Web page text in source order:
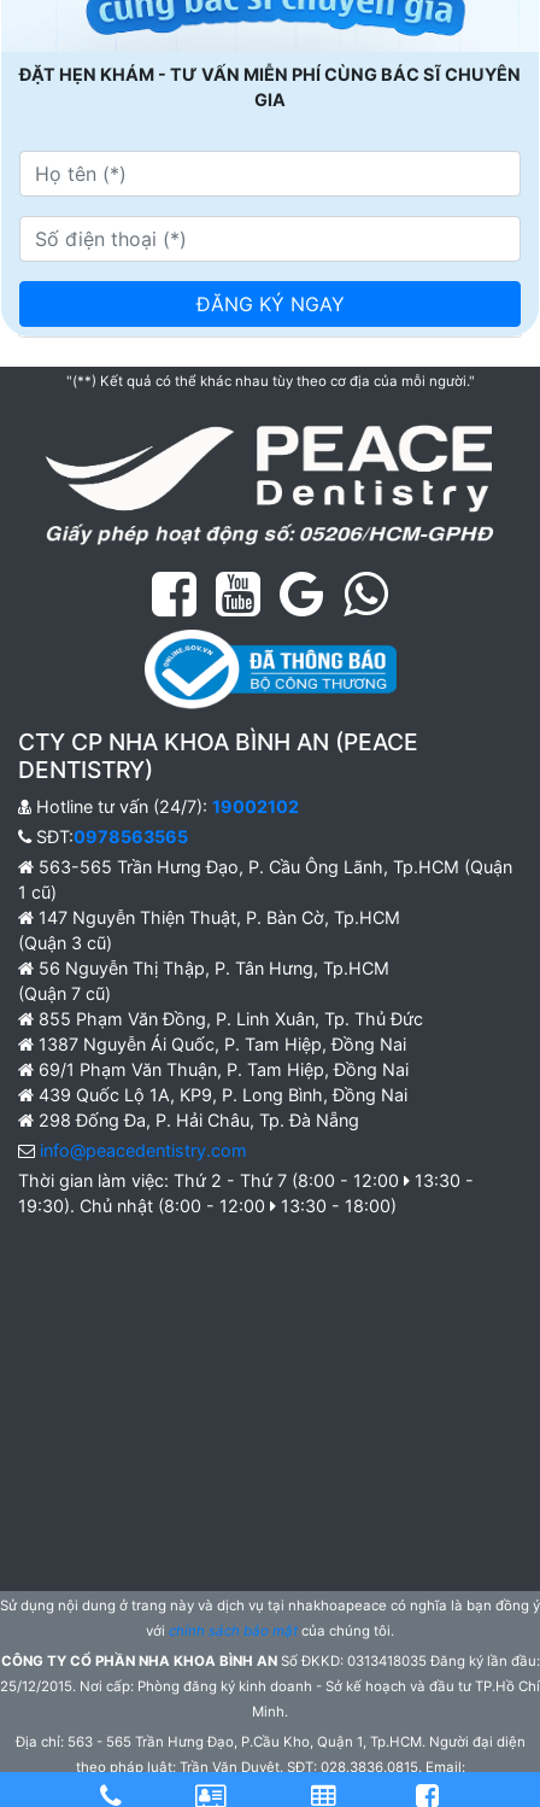
ĐẶT HẸN KHÁM - TƯ VẤN MIỄN PHÍ CÙNG BÁC SĨ CHUYÊN
GIA
"(**) Kết quả có thể khác nhau tùy theo cơ địa của mỗi người."
CTY CP NHA KHOA BÌNH AN (PEACE
DENTISTRY)
Hotline tư vấn (24/7): 19002102
SĐT:0978563565
563-565 Trần Hưng Đạo, P. Cầu Ông Lãnh, Tp.HCM (Quận
1 cũ)
147 Nguyễn Thiện Thuật, P. Bàn Cờ, Tp.HCM
(Quận 3 cũ)
56 Nguyễn Thị Thập, P. Tân Hưng, Tp.HCM
(Quận 7 cũ)
855 Phạm Văn Đồng, P. Linh Xuân, Tp. Thủ Đức
1387 Nguyễn Ái Quốc, P. Tam Hiệp, Đồng Nai
69/1 Phạm Văn Thuận, P. Tam Hiệp, Đồng Nai
439 Quốc Lộ 1A, KP9, P. Long Bình, Đồng Nai
298 Đống Đa, P. Hải Châu, Tp. Đà Nẵng
info@peacedentistry.com
Thời gian làm việc: Thứ 2 - Thứ 7 (8:00 - 12:00
13:30 -
19:30). Chủ nhật (8:00 - 12:00
13:30 - 18:00)
Sử dụng nội dung ở trang này và dịch vụ tại nhakhoapeace có nghĩa là bạn đồng ý
với chính sách bảo mật của chúng tôi.
CÔNG TY CỔ PHẦN NHA KHOA BÌNH ANSố ĐKKD: 0313418035 Đăng ký lần đầu:
25/12/2015. Nơi cấp: Phòng đăng ký kinh doanh - Sở kế hoạch và đầu tư TP.Hồ Chí
Minh.
Địa chỉ: 563 - 565 Trần Hưng Đạo, P.Cầu Kho, Quận 1, Tp.HCM. Người đại diện
theo pháp luật: Trần Văn Duyệt. SĐT: 028.3836.0815. Email:
peacedentistry@gmail.com